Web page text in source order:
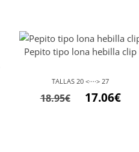
era:
16.95€.
es:
Pepito tipo lona hebilla clip
TALLAS 20 <····> 27
18.95€
El17.06€El